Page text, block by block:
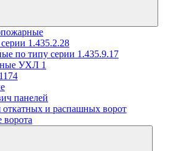
1.435.2.28
по типу серии 1.435.9.17
УХЛ 1
панелей
откатных и распашных ворот